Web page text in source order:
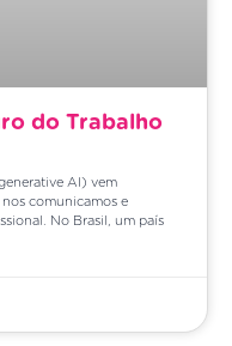
do Trabalho
AI) vem
comunicamos e
No Brasil, um país